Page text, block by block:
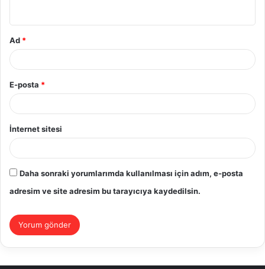
Ad *
E-posta *
İnternet sitesi
Daha sonraki yorumlarımda kullanılması için adım, e-posta
adresim ve site adresim bu tarayıcıya kaydedilsin.